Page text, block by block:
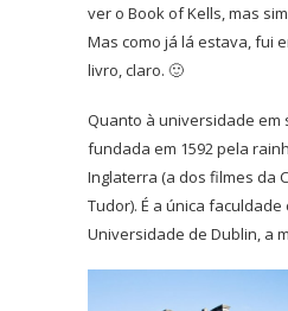
ver o Book of Kells, mas
Mas como já lá estava, fui
livro, claro. 🙂
Quanto à universidade em
fundada em 1592 pela
Inglaterra (a dos filmes da
Tudor). É a única
Universidade de Dublin, a